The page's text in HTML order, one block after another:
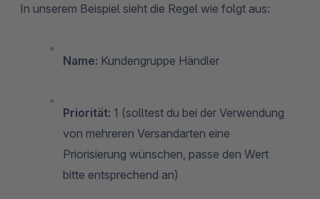
In unserem Beispiel sieht die Regel wie folgt aus:
Name: Kundengruppe Händler
Priorität: 1 (solltest du bei der Verwendung
von mehreren Versandarten eine
Priorisierung wünschen, passe den Wert
bitte entsprechend an)